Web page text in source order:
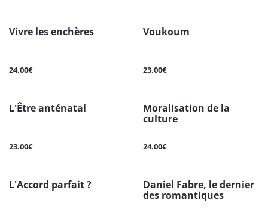
Vivre les enchères
24.00€
Voukoum
23.00€
L'Être anténatal
23.00€
Moralisation de la
culture
24.00€
L'Accord parfait ?
Daniel Fabre, le dernier
des romantiques